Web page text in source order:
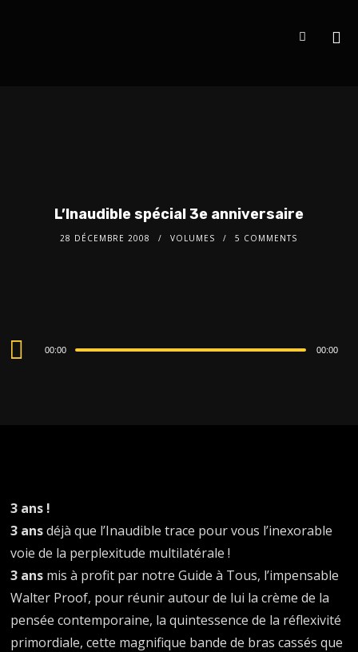
L’Inaudible spécial 3e anniversaire
28 DÉCEMBRE 2008 VOLUMES 5 COMMENTS
Audio
00:00 00:00
3 ans !
3 ansdéjà que l’Inaudible trace pour vous l’inexorable
voie de la perplexitude multilatérale !
3 ans mis à profit par notre Guide à Tous, l’impensable
Walter Proof, pour réunir autour de lui la crème de la
pensée contemporaine, la quintessence de la réflexivité
primordiale, cette magnifique bande de bras cassés que